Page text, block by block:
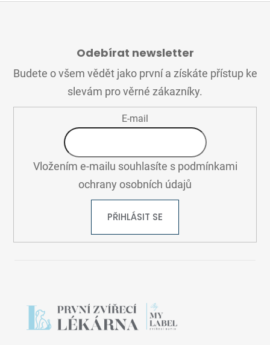
Odebírat newsletter
Budete o všem vědět jako první a získáte přístup ke
slevám pro věrné zákazníky.
E-mail
Vložením e-mailu souhlasíte s podmínkami
ochrany osobních údajů
PŘIHLÁSIT SE